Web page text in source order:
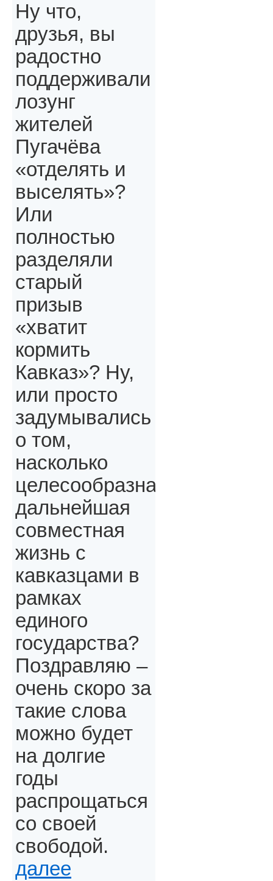
Ну что,
друзья, вы
радостно
поддерживали
лозунг
жителей
Пугачёва
«отделять и
выселять»?
Или
полностью
разделяли
старый
призыв
«хватит
кормить
Кавказ»? Ну,
или просто
задумывались
о том,
насколько
целесообразна
дальнейшая
совместная
жизнь с
кавказцами в
рамках
единого
государства?
Поздравляю –
очень скоро за
такие слова
можно будет
на долгие
годы
распрощаться
со своей
свободой.
далее